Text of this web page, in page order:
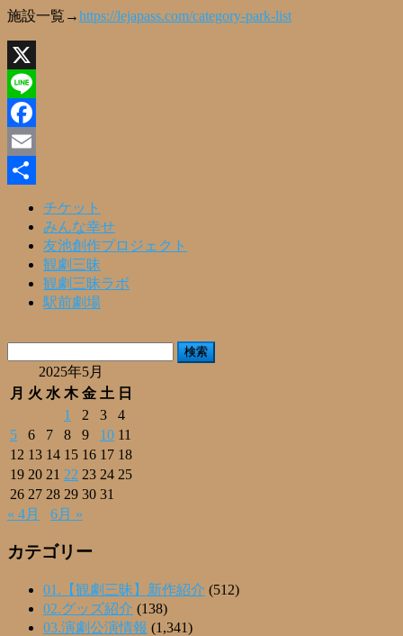
施設一覧→https://lejapass.com/category-park-list
X
Line
Facebook
Email
チケット
みんな幸せ
友池創作プロジェクト
観劇三昧
観劇三昧ラボ
駅前劇場
2025年5月
月 火 水 木 金 土 日
1
2 3
4
5
6 7 8 9 10 11
12 13 14 15 16 17 18
19 20 21 22 23 24 25
26 27 28 29 30 31
« 4月
6月 »
カテゴリー
01.【観劇三昧】新作紹介 (512)
02.グッズ紹介 (138)
03.演劇公演情報 (1,341)